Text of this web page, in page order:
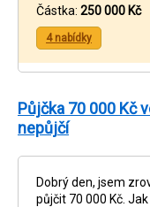
Částka: 250 000 Kč
4 nabídky
Půjčka 70 000 Kč
nepůjčí
Dobrý den, jsem
půjčit 70 000 Kč.